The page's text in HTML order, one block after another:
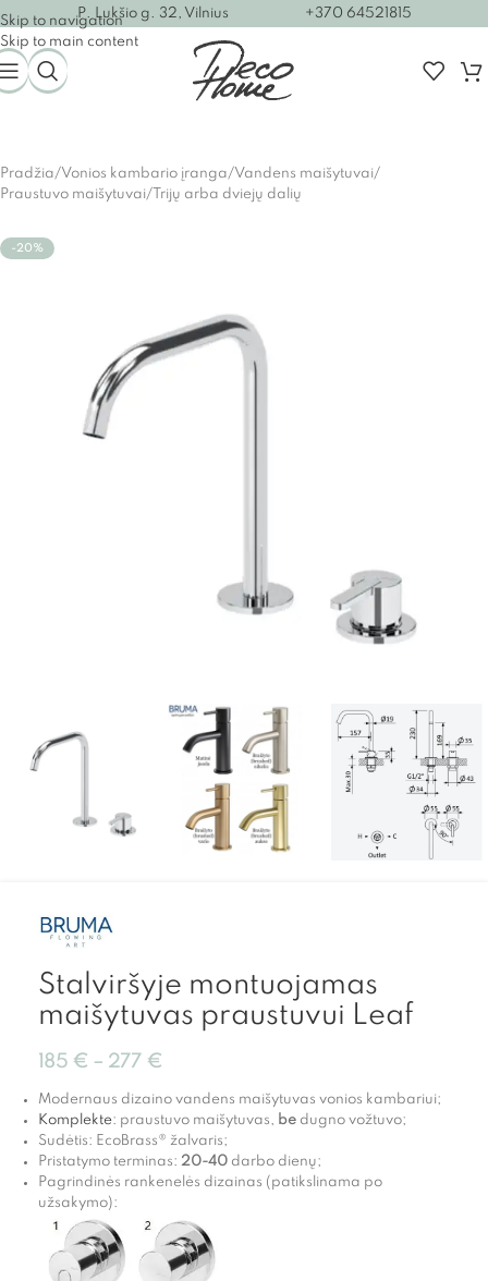
Skip to navigation
Skip to main content
P. Lukšio g. 32, Vilnius +370 64521815
Pradžia/Vonios kambario įranga/Vandens maišytuvai/
Praustuvo maišytuvai/ Trijų arba dviejų dalių
-20%
Stalviršyje montuojamas
maišytuvas praustuvui Leaf
185 € – 277 €
Modernaus dizaino vandens maišytuvas vonios kambariui;
Komplekte: praustuvo maišytuvas, be dugno vožtuvo;
Sudėtis: EcoBrass® žalvaris;
Pristatymo terminas: 20-40 darbo dienų;
Pagrindinės rankenelės dizainas (patikslinama po
užsakymo):